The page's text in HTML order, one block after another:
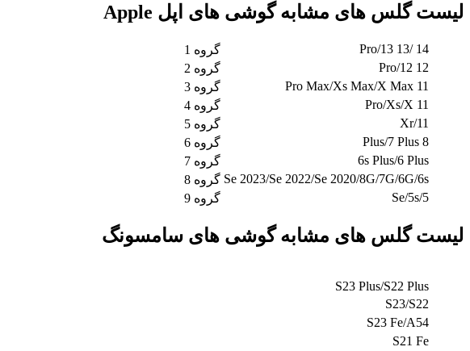
لیست گلس های مشابه گوشی های اپل Apple
14 /13 Pro/13
گروه 1
12 Pro/12
گروه 2
11 Pro Max/Xs Max/X Max
گروه 3
11 Pro/Xs/X
گروه 4
11/Xr
گروه 5
8 Plus/7 Plus
گروه 6
6s Plus/6 Plus
گروه 7
Se 2023/Se 2022/Se 2020/8G/7G/6G/6s گروه 8
Se/5s/5
گروه 9
لیست گلس های مشابه گوشی های سامسونگ
S23 Plus/S22 Plus
S23/S22
S23 Fe/A54
S21 Fe